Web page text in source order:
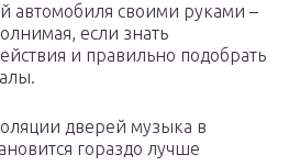
автомобиля своими руками –
если знать
и правильно подобрать
дверей музыка в
гораздо лучше